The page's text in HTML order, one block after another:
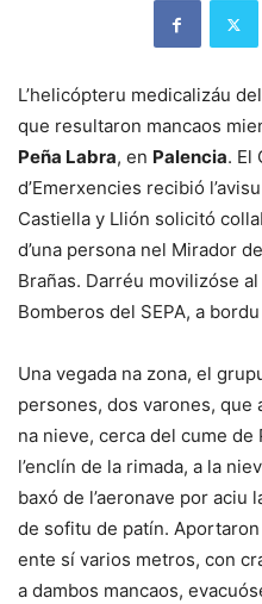
L’helicópteru medicalizáu
que resultaron mancaos
Peña Labra, en Palencia. El
d’Emerxencies recibió
Castiella y Llión solicitó
d’una persona nel Mirador
Brañas. Darréu movilizóse
Bomberos del SEPA, a
Una vegada na zona, el
persones, dos varones, que
na nieve, cerca del cume de
l’enclín de la rimada, a la
baxó de l’aeronave por aciu
de sofitu de patín.
ente sí varios metros, con
a dambos mancaos,